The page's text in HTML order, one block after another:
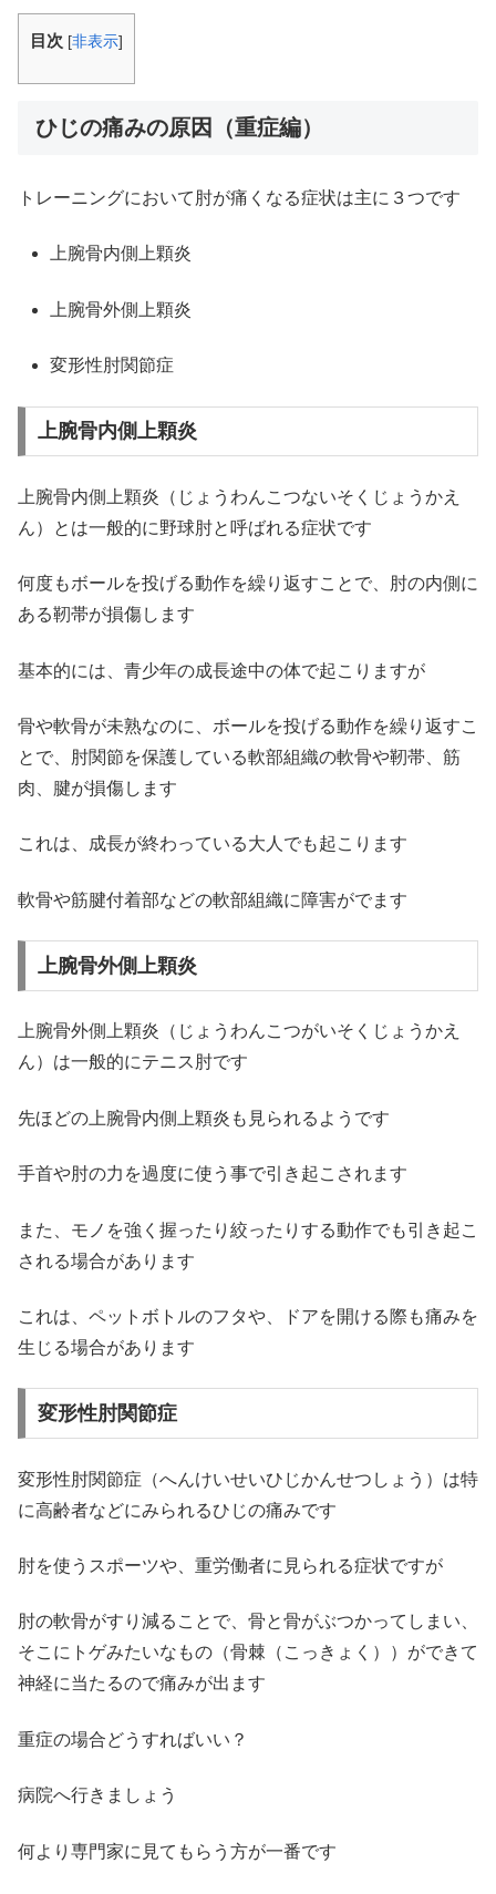
目次 [非表示]
ひじの痛みの原因（重症編）
トレーニングにおいて肘が痛くなる症状は主に３つです
上腕骨内側上顆炎
上腕骨外側上顆炎
変形性肘関節症
上腕骨内側上顆炎
上腕骨内側上顆炎（じょうわんこつないそくじょうかえ
ん）とは一般的に野球肘と呼ばれる症状です
何度もボールを投げる動作を繰り返すことで、肘の内側に
ある靭帯が損傷します
基本的には、青少年の成長途中の体で起こりますが
骨や軟骨が未熟なのに、ボールを投げる動作を繰り返すこ
とで、肘関節を保護している軟部組織の軟骨や靭帯、筋
肉、腱が損傷します
これは、成長が終わっている大人でも起こります
軟骨や筋腱付着部などの軟部組織に障害がでます
上腕骨外側上顆炎
上腕骨外側上顆炎（じょうわんこつがいそくじょうかえ
ん）は一般的にテニス肘です
先ほどの上腕骨内側上顆炎も見られるようです
手首や肘の力を過度に使う事で引き起こされます
また、モノを強く握ったり絞ったりする動作でも引き起こ
される場合があります
これは、ペットボトルのフタや、ドアを開ける際も痛みを
生じる場合があります
変形性肘関節症
変形性肘関節症（へんけいせいひじかんせつしょう）は特
に高齢者などにみられるひじの痛みです
肘を使うスポーツや、重労働者に見られる症状ですが
肘の軟骨がすり減ることで、骨と骨がぶつかってしまい、
そこにトゲみたいなもの（骨棘（こっきょく））ができて
神経に当たるので痛みが出ます
重症の場合どうすればいい？
病院へ行きましょう
何より専門家に見てもらう方が一番です